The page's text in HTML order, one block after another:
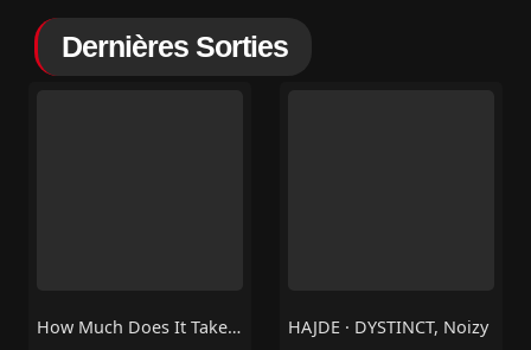
Dernières Sorties
How Much Does It Take To Shift It All – FKJ, Lucy Park HAJDE · DYSTINCT, Noizy